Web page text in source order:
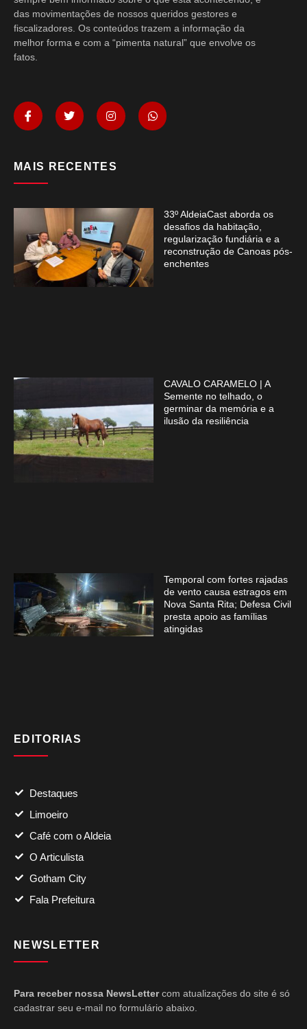
das movimentações de nossos queridos gestores e
fiscalizadores. Os conteúdos trazem a informação da
melhor forma e com a “pimenta natural” que envolve os
fatos.
MAIS RECENTES
33º AldeiaCast aborda os
desafios da habitação,
regularização fundiária e a
reconstrução de Canoas pós-
enchentes
CAVALO CARAMELO | A
Semente no telhado, o
germinar da memória e a
ilusão da resiliência
Temporal com fortes rajadas
de vento causa estragos em
Nova Santa Rita; Defesa Civil
presta apoio as famílias
atingidas
EDITORIAS
Destaques
Limoeiro
Café com o Aldeia
O Articulista
Gotham City
Fala Prefeitura
NEWSLETTER
Para receber nossa NewsLettercom atualizações do site é só
cadastrar seu e-mail no formulário abaixo.